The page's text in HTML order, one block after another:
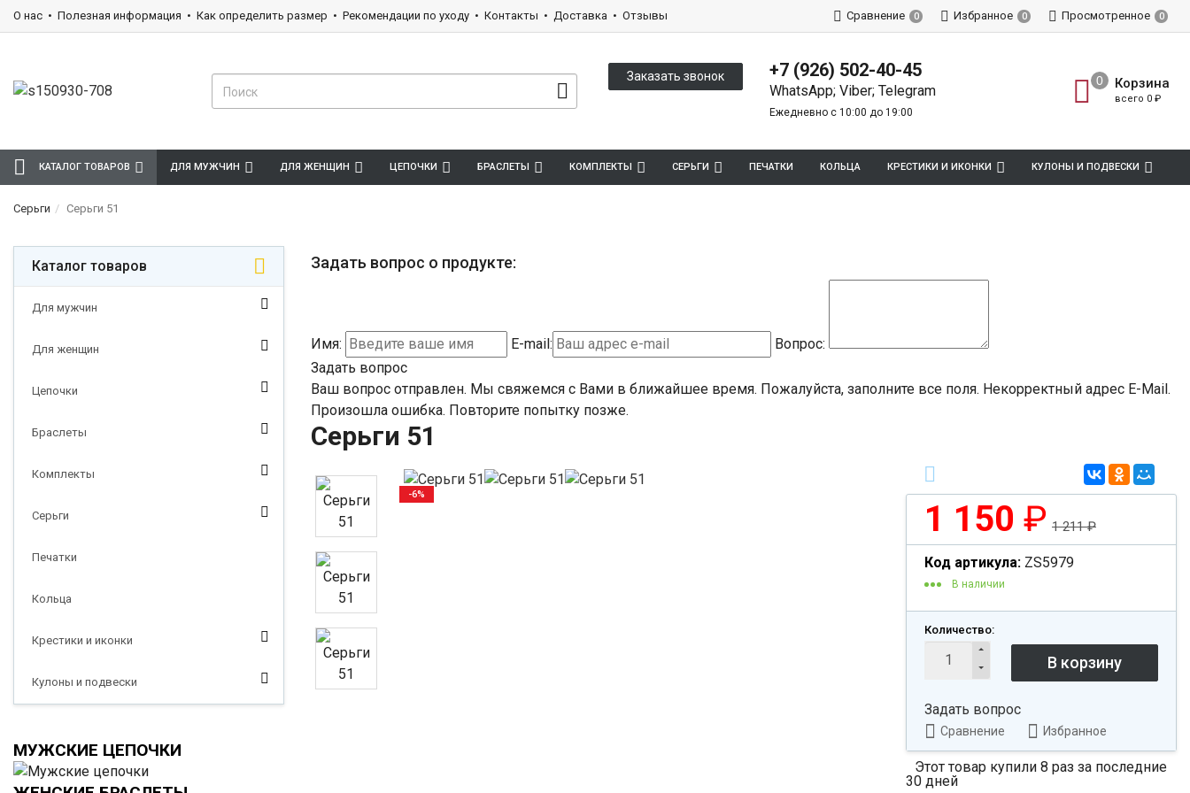
О нас Полезная информация Как определить размер Рекомендации по уходу Контакты Доставка Отзывы Сравнение 0 Избранное 0 Просмотренное 0
Заказать звонок +7 (926) 502-40-45
WhatsApp; Viber; Telegram
Ежедневно с 10:00 до 19:00
Корзина
всего 0 ₽
КАТАЛОГ ТОВАРОВ ДЛЯ МУЖЧИН ДЛЯ ЖЕНЩИН ЦЕПОЧКИ БРАСЛЕТЫ КОМПЛЕКТЫ СЕРЬГИ ПЕЧАТКИ КОЛЬЦА КРЕСТИКИ И ИКОНКИ КУЛОНЫ И ПОДВЕСКИ
Серьги Серьги 51
Каталог товаров
Для мужчин
Для женщин
Цепочки
Браслеты
Комплекты
Серьги
Печатки
Кольца
Крестики и иконки
Кулоны и подвески
МУЖСКИЕ ЦЕПОЧКИ
Задать вопрос о продукте:
Имя: E-mail:
Вопрос:
Задать вопрос
Ваш вопрос отправлен. Мы свяжемся с Вами в ближайшее время. Пожалуйста, заполните все поля. Некорректный адрес E-Mail.
Произошла ошибка. Повторите попытку позже.
Серьги 51
-6%
1 150 ₽ 1 211₽
Код артикула: ZS5979
В наличии
Количество:
Задать вопрос
Сравнение Избранное
Этот товар купили 8 раз за последние
30 дней